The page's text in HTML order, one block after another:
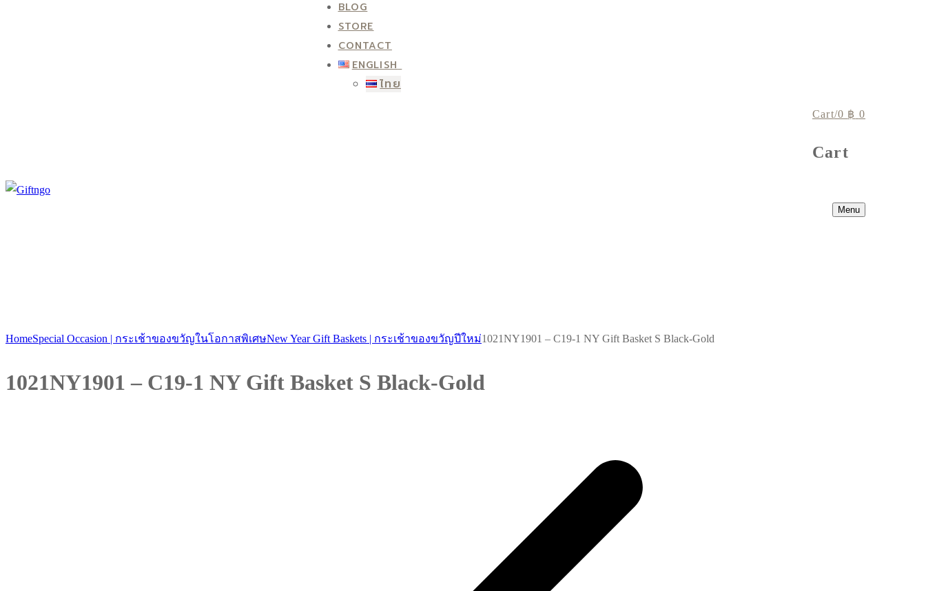
BLOG
STORE
CONTACT
ENGLISH
ไทย
Cart/0 ฿ 0
Cart
Menu
HomeSpecial Occasion | กระเช้าของขวัญในโอกาสพิเศษNew Year Gift Baskets | กระเช้าของขวัญปีใหม่1021NY1901 – C19-1 NY Gift Basket S Black-Gold
1021NY1901 – C19-1 NY Gift Basket S Black-Gold